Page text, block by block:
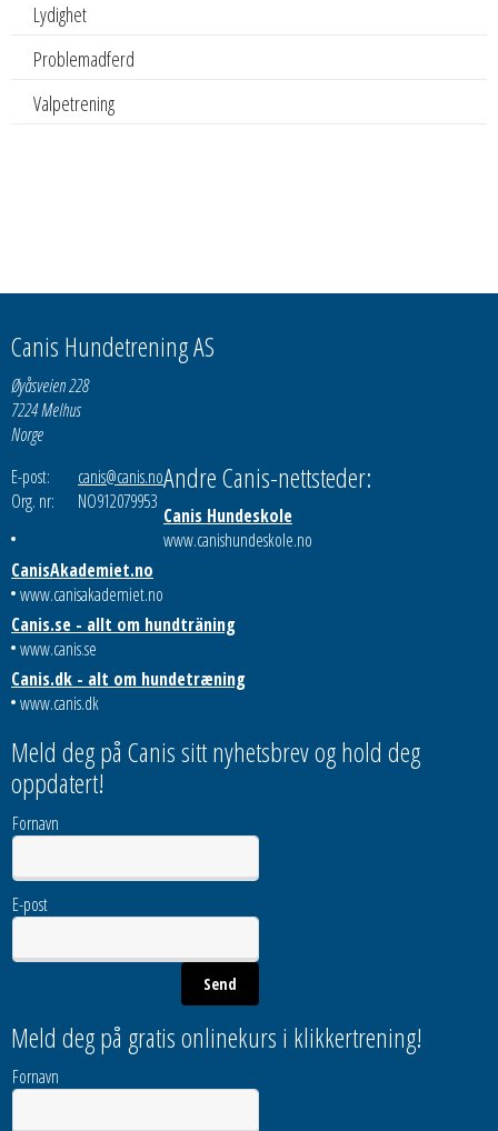
Lydighet
Problemadferd
Valpetrening
Canis Hundetrening AS
Øyåsveien 228
7224 Melhus
Norge
E-post:
canis@canis.no
Org. nr:
NO912079953
Andre Canis-nettsteder:
Canis Hundeskole
www.canishundeskole.no
CanisAkademiet.no
www.canisakademiet.no
Canis.se - allt om hundträning
www.canis.se
Canis.dk - alt om hundetræning
www.canis.dk
Meld deg på Canis sitt nyhetsbrev og hold deg
oppdatert!
Fornavn
E-post
Meld deg på gratis onlinekurs i klikkertrening!
Fornavn